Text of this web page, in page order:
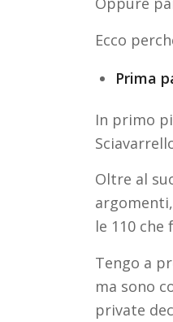
Ecco
Prima
In primo
Oltre al
le 110 che
Tengo a
ma sono
private